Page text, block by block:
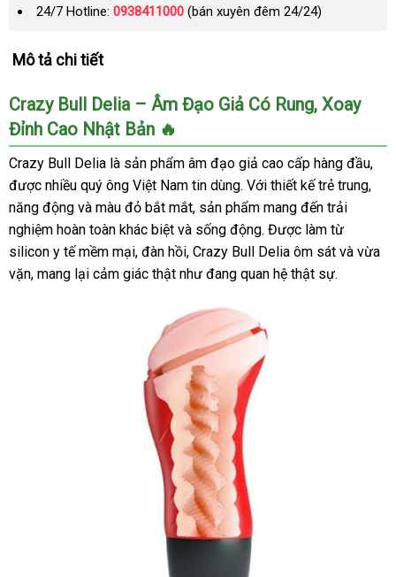
24/7 Hotline: 0938411000 (bán xuyên đêm 24/24)
Mô tả chi tiết
Crazy Bull Delia – Âm Đạo Giả Có Rung, Xoay
Đỉnh Cao Nhật Bản 🔥
Crazy Bull Delia là sản phẩm âm đạo giả cao cấp hàng đầu,
được nhiều quý ông Việt Nam tin dùng. Với thiết kế trẻ trung,
năng động và màu đỏ bắt mắt, sản phẩm mang đến trải
nghiệm hoàn toàn khác biệt và sống động. Được làm từ
silicon y tế mềm mại, đàn hồi, Crazy Bull Delia ôm sát và vừa
vặn, mang lại cảm giác thật như đang quan hệ thật sự.